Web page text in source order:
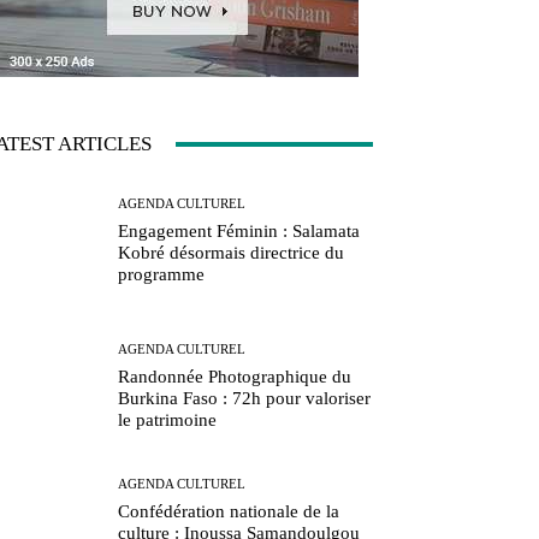
ARTICLES
AGENDA CULTUREL
Engagement Féminin : Salamata
Kobré désormais directrice du
programme
AGENDA CULTUREL
Randonnée Photographique du
Burkina Faso : 72h pour valoriser
le patrimoine
AGENDA CULTUREL
Confédération nationale de la
culture : Inoussa Samandoulgou